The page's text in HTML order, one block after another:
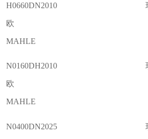
H0660DN2010 现货
MAHLE
N0160DH2010 现货
MAHLE
N0400DN2025 现货